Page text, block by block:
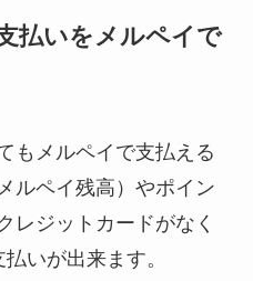
払いをメルペイで
もメルペイで支払える
ルペイ残高）やポイン
レジットカードがなく
いが出来ます。